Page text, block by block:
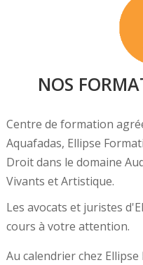
NOS
Centre de formation
Aquafadas, Ellipse
Droit dans le domaine
Vivants et Artistique.
Les avocats et juristes
cours à votre attention.
Au calendrier chez